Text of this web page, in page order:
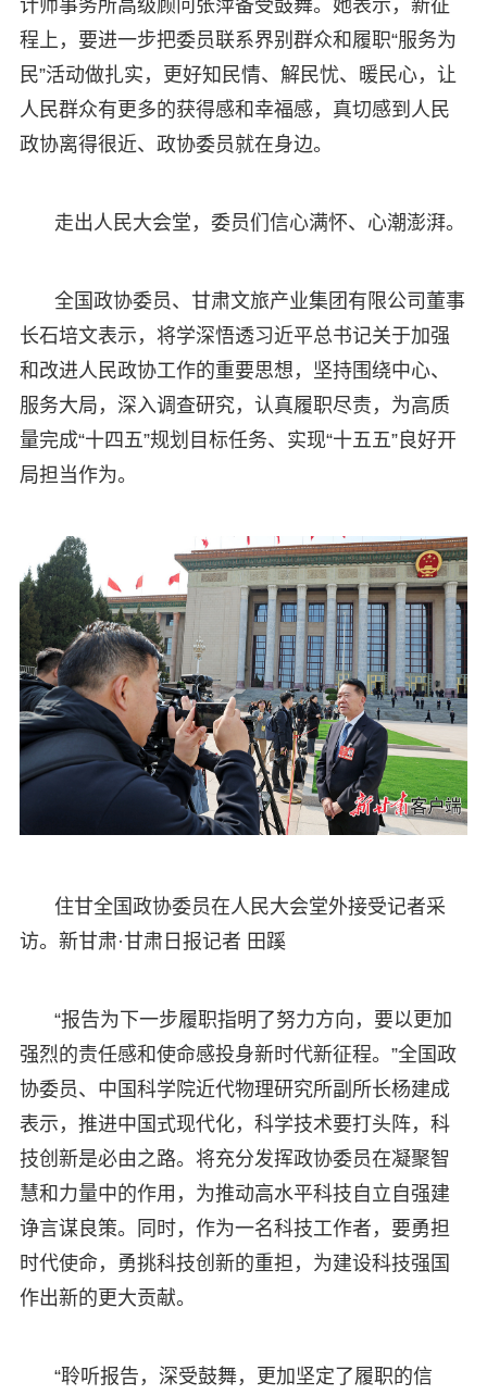
计师事务所高级顾问张萍备受鼓舞。她表示，新征
程上，要进一步把委员联系界别群众和履职“服务为
民”活动做扎实，更好知民情、解民忧、暖民心，让
人民群众有更多的获得感和幸福感，真切感到人民
政协离得很近、政协委员就在身边。
走出人民大会堂，委员们信心满怀、心潮澎湃。
全国政协委员、甘肃文旅产业集团有限公司董事
长石培文表示，将学深悟透习近平总书记关于加强
和改进人民政协工作的重要思想，坚持围绕中心、
服务大局，深入调查研究，认真履职尽责，为高质
量完成“十四五”规划目标任务、实现“十五五”良好开
局担当作为。
住甘全国政协委员在人民大会堂外接受记者采
访。新甘肃·甘肃日报记者 田蹊
“报告为下一步履职指明了努力方向，要以更加
强烈的责任感和使命感投身新时代新征程。”全国政
协委员、中国科学院近代物理研究所副所长杨建成
表示，推进中国式现代化，科学技术要打头阵，科
技创新是必由之路。将充分发挥政协委员在凝聚智
慧和力量中的作用，为推动高水平科技自立自强建
诤言谋良策。同时，作为一名科技工作者，要勇担
时代使命，勇挑科技创新的重担，为建设科技强国
作出新的更大贡献。
“聆听报告，深受鼓舞，更加坚定了履职的信